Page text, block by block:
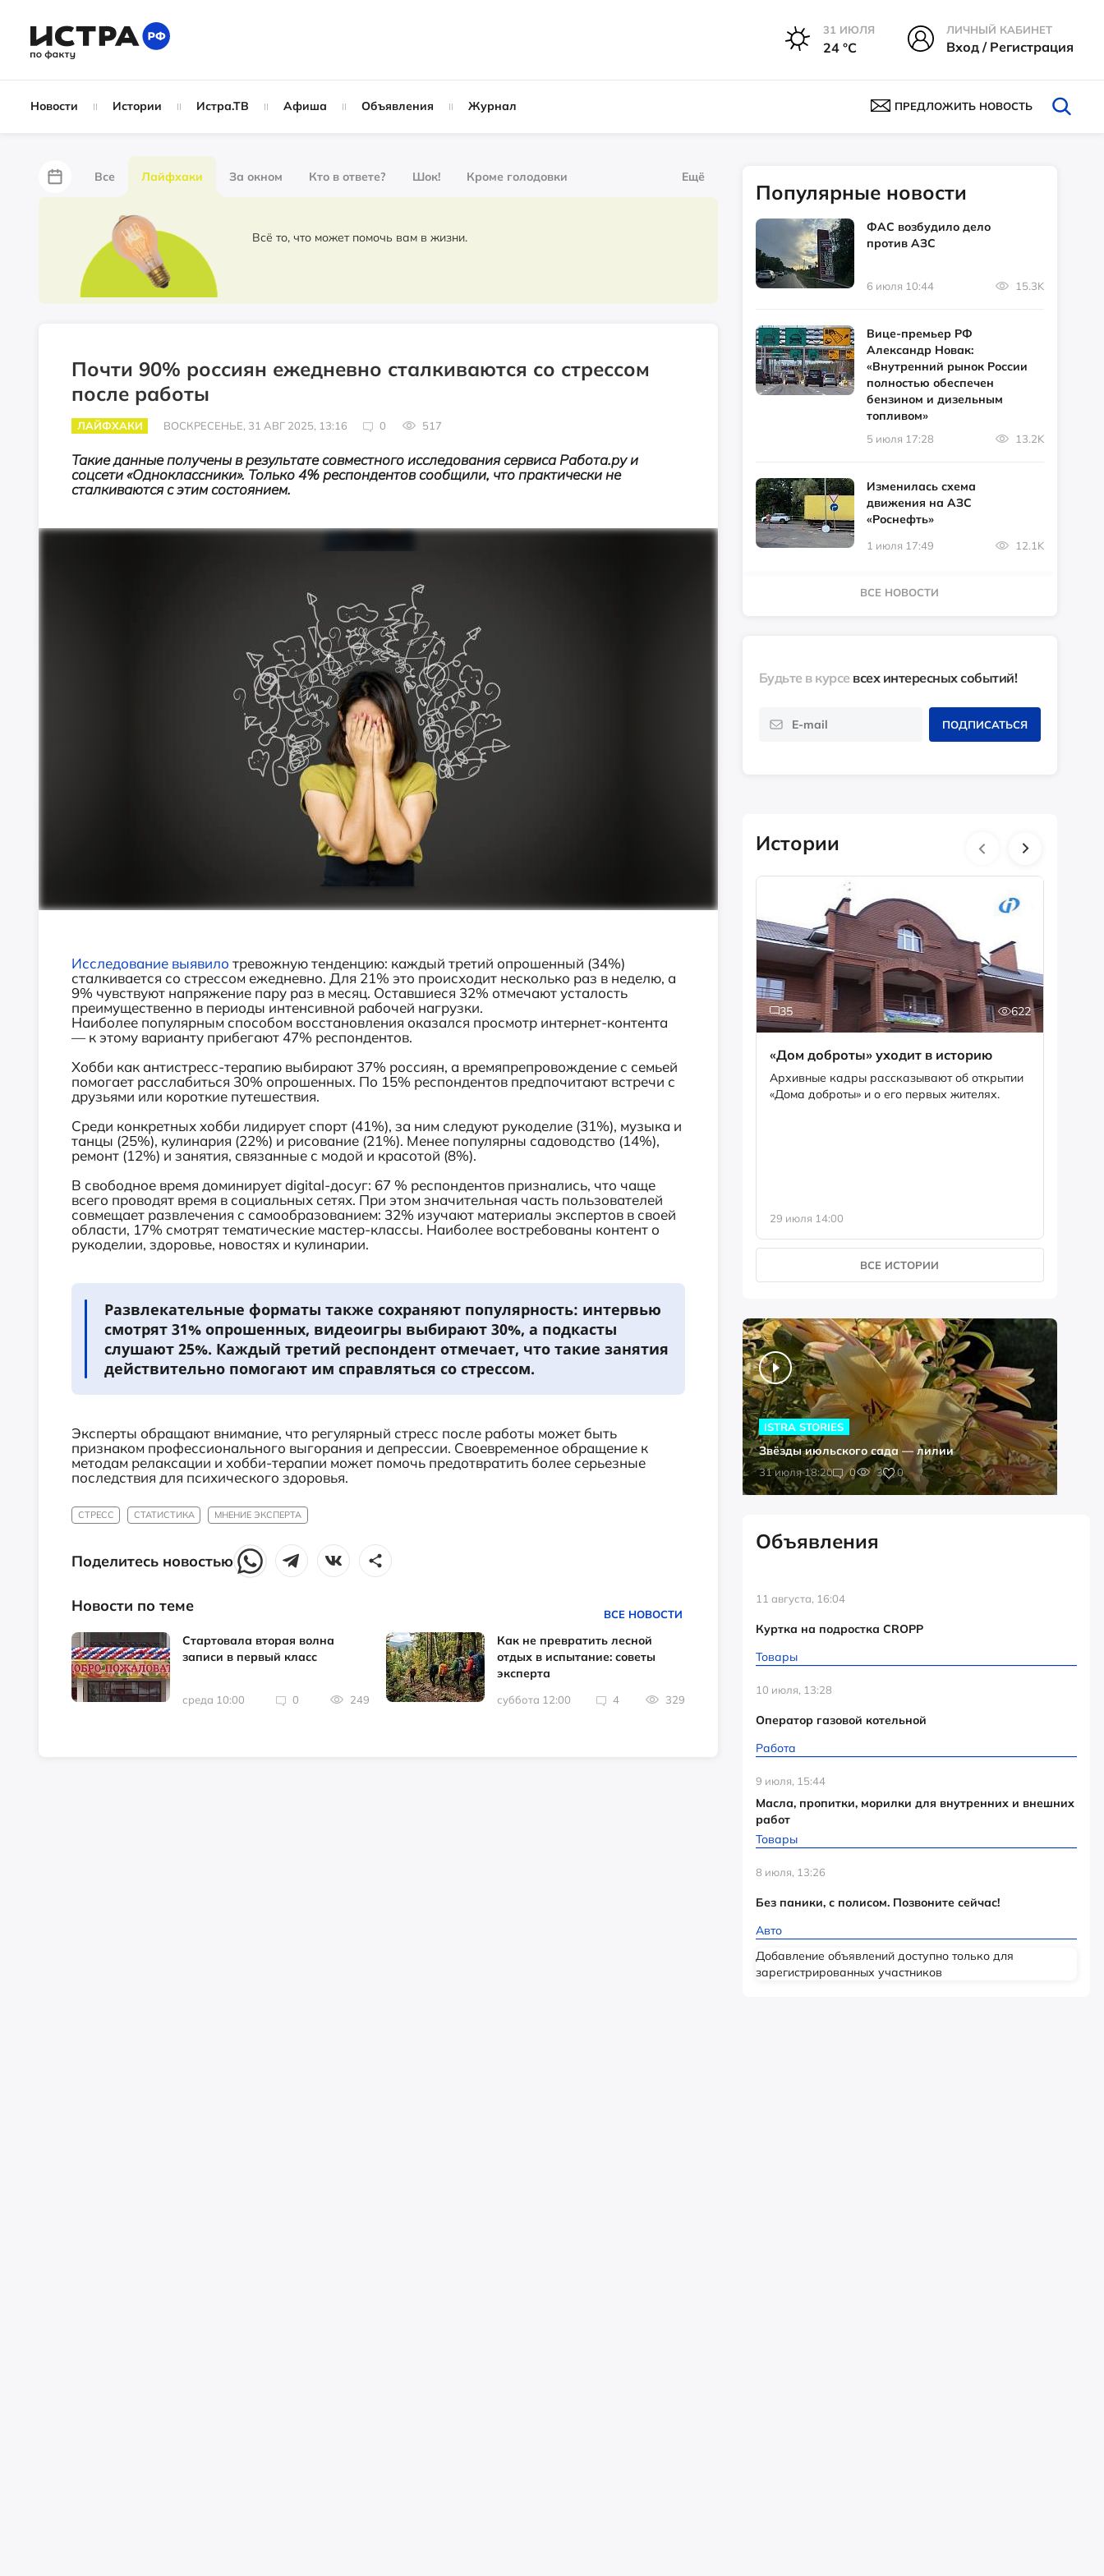
31 ИЮЛЯ
24 °С
ЛИЧНЫЙ КАБИНЕТ
Вход / Регистрация
Новости Истории Истра.ТВ Афиша Объявления Журнал ПРЕДЛОЖИТЬ НОВОСТЬ
Все Лайфхаки За окном Кто в ответе? Шок! Кроме голодовки
За забором
Партнёрский материал
Ещё
Всё то, что может помочь вам в жизни.
Почти 90% россиян ежедневно сталкиваются со стрессом
после работы
ЛАЙФХАКИ ВОСКРЕСЕНЬЕ, 31 АВГ 2025, 13:16 0 517
Такие данные получены в результате совместного исследования сервиса Работа.ру и
соцсети «Одноклассники». Только 4% респондентов сообщили, что практически не
сталкиваются с этим состоянием.
Исследование выявило тревожную тенденцию: каждый третий опрошенный (34%)
сталкивается со стрессом ежедневно. Для 21% это происходит несколько раз в неделю, а
9% чувствуют напряжение пару раз в месяц. Оставшиеся 32% отмечают усталость
преимущественно в периоды интенсивной рабочей нагрузки.
Наиболее популярным способом восстановления оказался просмотр интернет-контента
— к этому варианту прибегают 47% респондентов.
Хобби как антистресс-терапию выбирают 37% россиян, а времяпрепровождение с семьей
помогает расслабиться 30% опрошенных. По 15% респондентов предпочитают встречи с
друзьями или короткие путешествия.
Среди конкретных хобби лидирует спорт (41%), за ним следуют рукоделие (31%), музыка и
танцы (25%), кулинария (22%) и рисование (21%). Менее популярны садоводство (14%),
ремонт (12%) и занятия, связанные с модой и красотой (8%).
В свободное время доминирует digital-досуг: 67 % респондентов признались, что чаще
всего проводят время в социальных сетях. При этом значительная часть пользователей
совмещает развлечения с самообразованием: 32% изучают материалы экспертов в своей
области, 17% смотрят тематические мастер-классы. Наиболее востребованы контент о
рукоделии, здоровье, новостях и кулинарии.
Развлекательные форматы также сохраняют популярность: интервью
смотрят 31% опрошенных, видеоигры выбирают 30%, а подкасты
слушают 25%. Каждый третий респондент отмечает, что такие занятия
действительно помогают им справляться со стрессом.
Эксперты обращают внимание, что регулярный стресс после работы может быть
признаком профессионального выгорания и депрессии. Своевременное обращение к
методам релаксации и хобби-терапии может помочь предотвратить более серьезные
последствия для психического здоровья.
СТРЕСС СТАТИСТИКА МНЕНИЕ ЭКСПЕРТА
Поделитесь новостью
Новости по теме ВСЕ НОВОСТИ
Стартовала вторая волна
записи в первый класс
среда 10:00 0 249
Как не превратить лесной
отдых в испытание: советы
эксперта
суббота 12:00 4 329
Популярные новости
ФАС возбудило дело
против АЗС
6 июля 10:44 15.3K
Вице-премьер РФ
Александр Новак:
«Внутренний рынок России
полностью обеспечен
бензином и дизельным
топливом»
5 июля 17:28 13.2K
Изменилась схема
движения на АЗС
«Роснефть»
1 июля 17:49 12.1K
ВСЕ НОВОСТИ
Будьте в курсе всех интересных событий!
ПОДПИСАТЬСЯ
Истории
35 622
«Дом доброты» уходит в историю
Архивные кадры рассказывают об открытии
«Дома доброты» и о его первых жителях.
29 июля 14:00
ВСЕ ИСТОРИИ
31 июля 18:20 0 3 0
ISTRA STORIES
Звёзды июльского сада — лилии
Объявления
11 августа, 16:04
Куртка на подростка CROPP
Товары
10 июля, 13:28
Оператор газовой котельной
Работа
9 июля, 15:44
Масла, пропитки, морилки для внутренних и внешних
работ
Товары
8 июля, 13:26
Без паники, с полисом. Позвоните сейчас!
Авто
Добавление объявлений доступно только для
зарегистрированных участников